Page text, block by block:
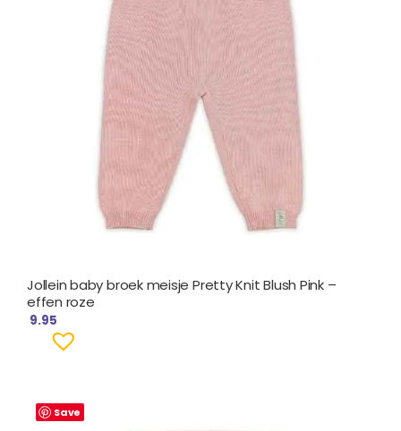
Jollein baby broek meisje Pretty Knit Blush Pink –
effen roze
9.95
Save